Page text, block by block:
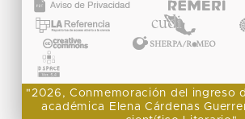
"2026, Conmemoración del ingreso
académica Elena Cárdenas